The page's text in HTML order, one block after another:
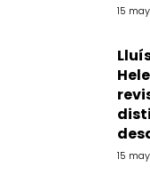
15
15